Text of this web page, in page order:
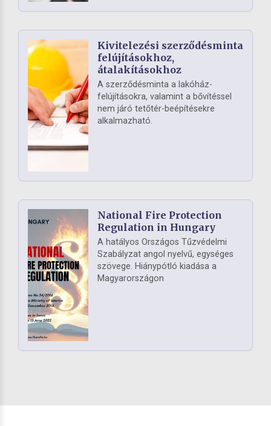
Kivitelezési szerződésminta
felújításokhoz,
átalakításokhoz
A szerződésminta a lakóház-
felújításokra, valamint a bővítéssel
nem járó tetőtér-beépítésekre
alkalmazható.
National Fire Protection
Regulation in Hungary
A hatályos Országos Tűzvédelmi
Szabályzat angol nyelvű, egységes
szövege. Hiánypótló kiadása a
Magyarországon